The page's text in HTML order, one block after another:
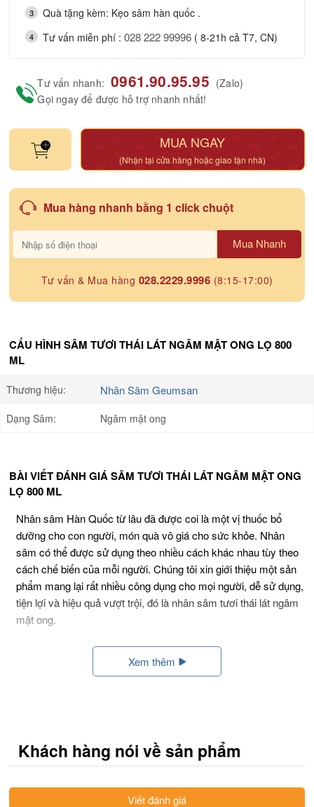
3 Quà tặng kèm: Kẹo sâm hàn quốc .
4 Tư vấn miễn phí :028 222 99996 ( 8-21h cả T7, CN)
Tư vấn nhanh: 0961.90.95.95 (Zalo)
Gọi ngay để được hỗ trợ nhanh nhất!
MUA NGAY
(Nhận tại cửa hàng hoặc giao tận nhà)
Mua hàng nhanh bằng 1 click chuột
Mua Nhanh
Tư vấn & Mua hàng 028.2229.9996 (8:15-17:00)
CẤU HÌNH SÂM TƯƠI THÁI LÁT NGÂM MẬT ONG LỌ 800
ML
Thương hiệu: Nhân Sâm Geumsan
Dạng Sâm: Ngâm mật ong
BÀI VIẾT ĐÁNH GIÁ SÂM TƯƠI THÁI LÁT NGÂM MẬT ONG
LỌ 800 ML
Nhân sâm Hàn Quốc từ lâu đã được coi là một vị thuốc bổ
dưỡng cho con người, món quà vô giá cho sức khỏe. Nhân
sâm có thể được sử dụng theo nhiều cách khác nhau tùy theo
cách chế biến của mỗi người. Chúng tôi xin giới thiệu một sản
phẩm mang lại rất nhiều công dụng cho mọi người, dễ sử dụng,
tiện lợi và hiệu quả vượt trội, đó là nhân sâm tươi thái lát ngâm
mật ong.
Nhân sâm tươi thái lát ngâm mật ong – bí quyết sống khỏe
Từ những củ nhân sâm được trồng và chăm sóc nhiều năm và
mật ong nguyên chất qua bàn tay chế biến của những nghệ
nhân sẽ cho ra đời vị thuốc vô cùng quý giá cho sức khỏe con
Xem thêm
Khách hàng nói về sản phẩm
Viết đánh giá